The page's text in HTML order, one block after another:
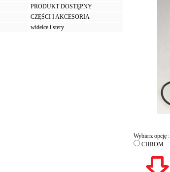
PRODUKT DOSTĘPNY
CZĘŚCI I AKCESORIA
widelce i stery
Wybierz opcję :
CHROM